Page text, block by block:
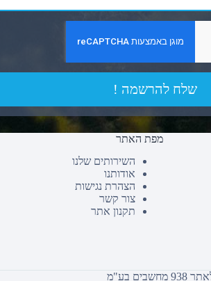
שלח להרשמה !
מפת האתר
השירותים שלנו
אודותנו
הצהרת נגישות
צור קשר
תקנון אתר
בע"מ